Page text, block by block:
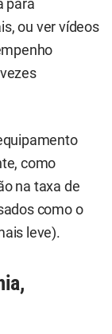
para
ou ver vídeos
como
na taxa de
como o
leve).